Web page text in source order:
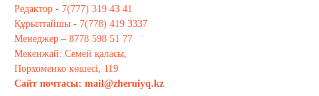
Редактор - 7(777) 319 43 41
Құрылтайшы - 7(778) 419 3337
Менеджер – 8778 598 51 77
Мекенжай: Семей қаласы,
Порхоменко көшесі, 119
Сайт почтасы: mail@zheruiyq.kz